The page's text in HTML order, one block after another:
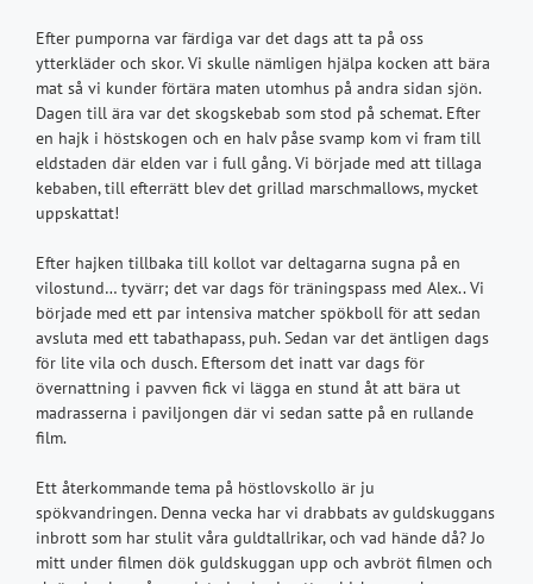
Efter pumporna var färdiga var det dags att ta på oss
ytterkläder och skor. Vi skulle nämligen hjälpa kocken att bära
mat så vi kunder förtära maten utomhus på andra sidan sjön.
Dagen till ära var det skogskebab som stod på schemat. Efter
en hajk i höstskogen och en halv påse svamp kom vi fram till
eldstaden där elden var i full gång. Vi började med att tillaga
kebaben, till efterrätt blev det grillad marschmallows, mycket
uppskattat!
Efter hajken tillbaka till kollot var deltagarna sugna på en
vilostund… tyvärr; det var dags för träningspass med Alex.. Vi
började med ett par intensiva matcher spökboll för att sedan
avsluta med ett tabathapass, puh. Sedan var det äntligen dags
för lite vila och dusch. Eftersom det inatt var dags för
övernattning i pavven fick vi lägga en stund åt att bära ut
madrasserna i paviljongen där vi sedan satte på en rullande
film.
Ett återkommande tema på höstlovskollo är ju
spökvandringen. Denna vecka har vi drabbats av guldskuggans
inbrott som har stulit våra guldtallrikar, och vad hände då? Jo
mitt under filmen dök guldskuggan upp och avbröt filmen och